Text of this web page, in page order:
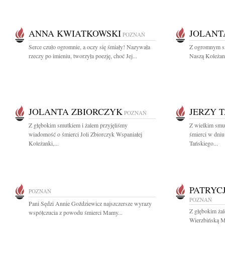
ANNA KWIATKOWSKI POZNAŃ
Serce czuło ogromnie, a oczy się śmiały! Nazywała
rzeczy po imieniu, tworzyła poezję, choć Jej...
Z ogromnym
Naszą
JOLANTA ZBIORCZYK POZNAŃ
Z głębokim smutkiem i żalem przyjęliśmy
wiadomość o śmierci Joli Zbiorczyk Wspaniałej
Koleżanki,...
JERZY
Z wielkim
śmierci w
Tańskiego...
POZNAŃ
Pani Sędzi Annie Goździewicz najszczersze wyrazy
współczucia z powodu śmierci Mamy...
POZNAŃ
Z głębokim
Wierzbińską